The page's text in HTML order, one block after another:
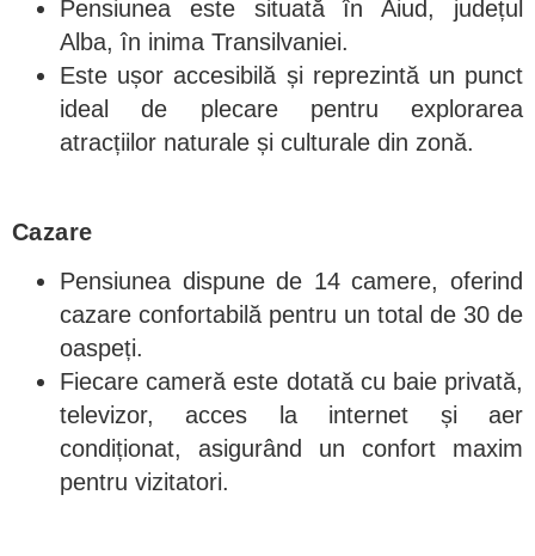
Pensiunea este situată în Aiud, județul
Alba, în inima Transilvaniei.
Este ușor accesibilă și reprezintă un punct
ideal de plecare pentru explorarea
atracțiilor naturale și culturale din zonă.
Cazare
Pensiunea dispune de 14 camere, oferind
cazare confortabilă pentru un total de 30 de
oaspeți.
Fiecare cameră este dotată cu baie privată,
televizor, acces la internet și aer
condiționat, asigurând un confort maxim
pentru vizitatori.